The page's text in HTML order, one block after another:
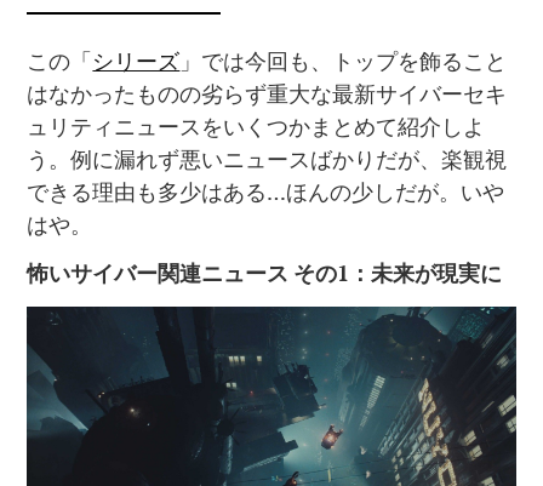
この「シリーズ 」では今回も、トップを飾ること
はなかったものの劣らず重大な最新サイバーセキ
ュリティニュースをいくつかまとめて紹介しよ
う。例に漏れず悪いニュースばかりだが、楽観視
できる理由も多少はある…ほんの少しだが。いや
はや。
怖いサイバー関連ニュース その1 ：未来が現実に